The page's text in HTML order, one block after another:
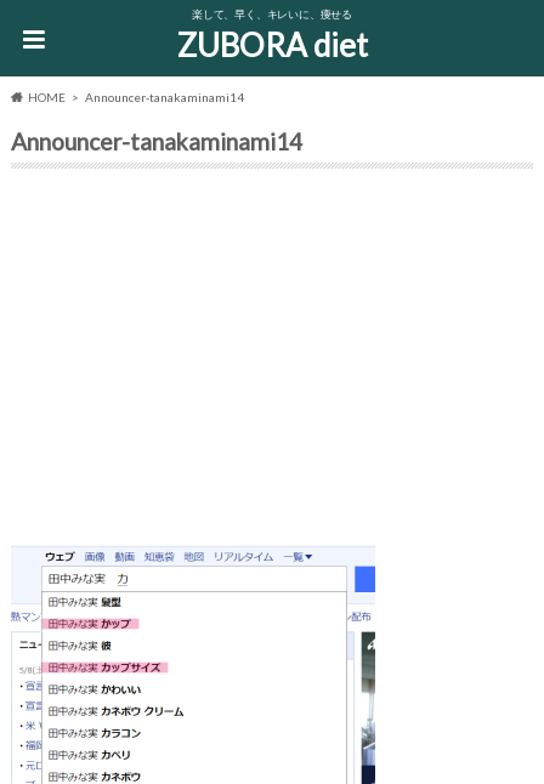
楽して、早く、キレいに、痩せる
ZUBORA diet
HOME Announcer-tanakaminami14
Announcer-tanakaminami14